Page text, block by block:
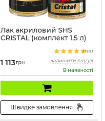
Лак акриловий SHS
CRISTAL (комплект 1,5 л)
1 113грн
(153 )
Залишити відгук
В наявності
Швидке замовлення